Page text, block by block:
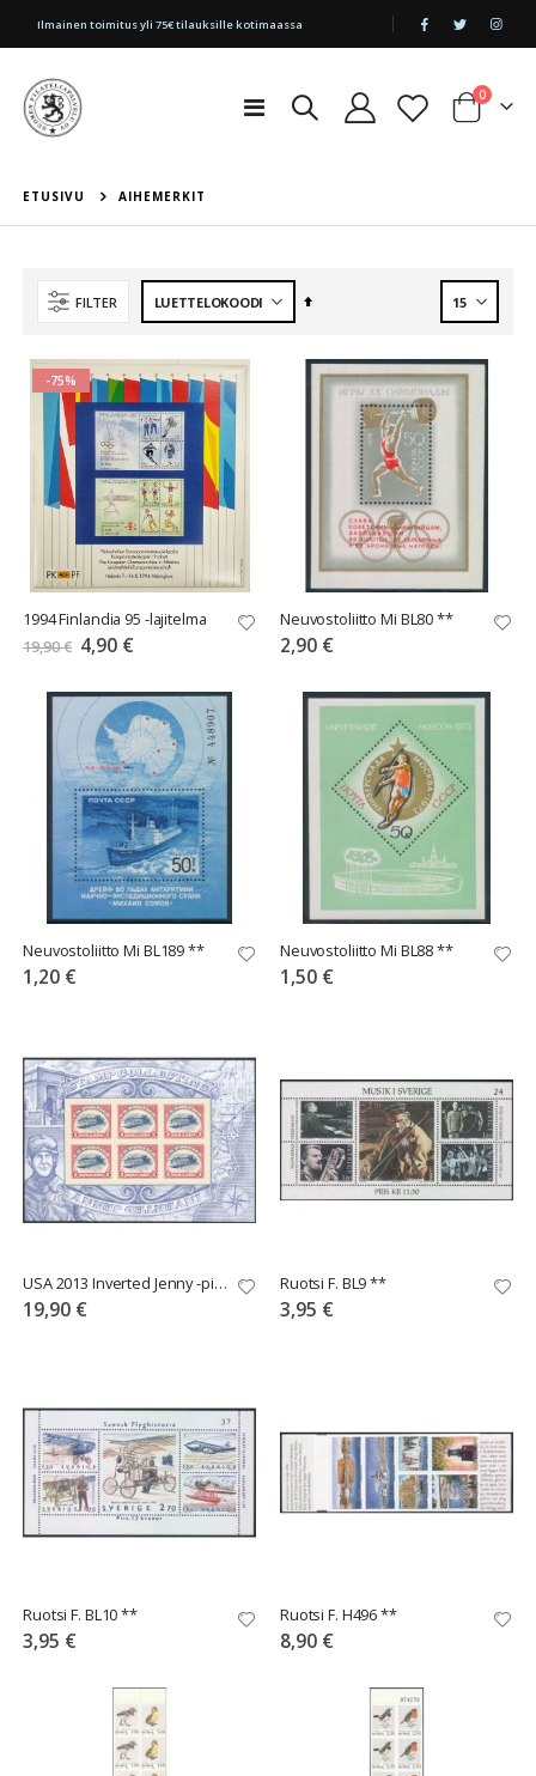
|
Ilmainen toimitus yli 75€ tilauksille kotimaassa
Toggle
Cart
0tuotetta
ETUSIVU AIHEMERKIT
FILTER
Aseta
-75%
1994 Finlandia 95 -lajitelma
19,90 € Tarjoushinta
4,90 €
Neuvostoliitto Mi BL80 **
2,90 €
Neuvostoliitto Mi BL189 **
1,20 €
Neuvostoliitto Mi BL88 **
1,50 €
USA 2013 Inverted Jenny -pienoisarkki **
19,90 €
Ruotsi F. BL9 **
3,95 €
Ruotsi F. BL10 **
3,95 €
Ruotsi F. H496 **
8,90 €